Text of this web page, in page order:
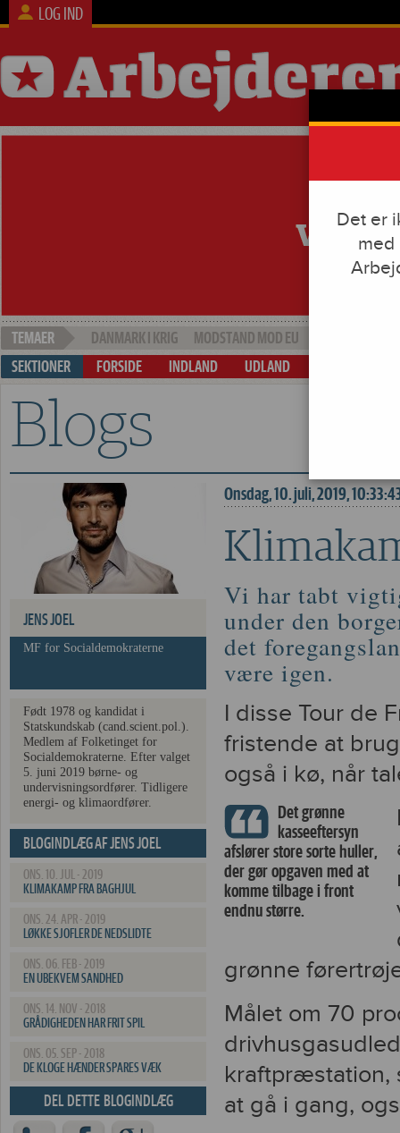
LOG IND
DANMARK I KRIG MODSTAND MOD EU
FORSIDE
INDLAND UDLAND
Klimakamp fra
Blogs
JENS JOEL
MF for Socialdemokraterne
Født 1978 og kandidat i
Statskundskab (cand.scient.pol.).
Medlem af Folketinget for
Socialdemokraterne. Efter valget
5. juni 2019 børne- og
undervisningsordfører. Tidligere
energi- og klimaordfører.
BLOGINDLÆG AF JENS JOEL
ONS. 10. JUL - 2019
KLIMAKAMP FRA BAGHJUL
ONS. 24. APR - 2019
LØKKE SJOFLER DE NEDSLIDTE
ONS. 06. FEB - 2019
EN UBEKVEM SANDHED
ONS. 14. NOV - 2018
GRÅDIGHEDEN HAR FRIT SPIL
ONS. 05. SEP - 2018
DE KLOGE HÆNDER SPARES VÆK
DEL DETTE BLOGINDLÆG
Onsdag, 10. juli, 2019,
Vi har tabt
under den
det
være igen.
I disse Tour de
fristende at
også i kø, når
Det grønne
kasseeftersyn
afslører store sorte huller,
der gør opgaven med at
komme tilbage i front
endnu større.
grønne
Målet om 70
kraftpræstation,
at gå i gang,
Det er